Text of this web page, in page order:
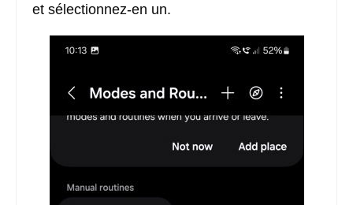
et sélectionnez-en un.